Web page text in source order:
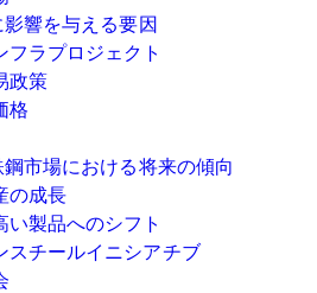
響を与える要因
フラプロジェクト
政策
格
市場における将来の傾向
の成長
い製品へのシフト
スチールイニシアチブ